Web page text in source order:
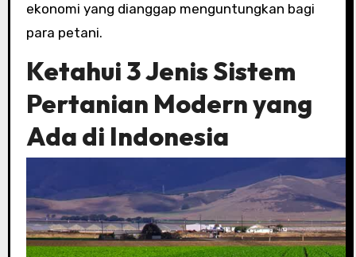
ekonomi yang dianggap menguntungkan bagi
para petani.
Ketahui 3 Jenis Sistem
Pertanian Modern yang
Ada di Indonesia